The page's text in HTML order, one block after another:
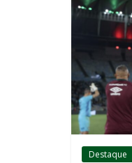
Destaque